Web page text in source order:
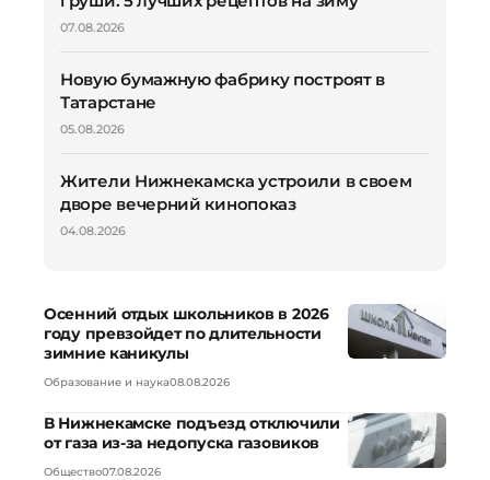
07.08.2026
Новую бумажную фабрику построят в
Татарстане
05.08.2026
Жители Нижнекамска устроили в своем
дворе вечерний кинопоказ
04.08.2026
Осенний отдых школьников в 2026
году превзойдет по длительности
зимние каникулы
Образование и наука08.08.2026
В Нижнекамске подъезд отключили
от газа из-за недопуска газовиков
Общество07.08.2026